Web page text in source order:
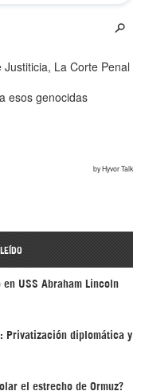
en USS Abraham Lincoln
Privatización diplomática y
el estrecho de Ormuz?